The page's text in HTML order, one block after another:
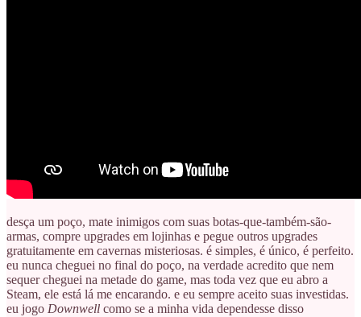
desça um poço, mate inimigos com suas botas-que-também-são-
armas, compre upgrades em lojinhas e pegue outros upgrades
gratuitamente em cavernas misteriosas. é simples, é único, é perfeito.
eu nunca cheguei no final do poço, na verdade acredito que nem
sequer cheguei na metade do game, mas toda vez que eu abro a
Steam, ele está lá me encarando. e eu sempre aceito suas investidas.
eu jogo Downwell como se a minha vida dependesse disso